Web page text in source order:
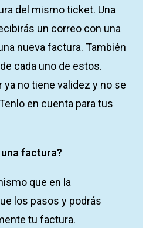
del mismo ticket. Una
un correo con una
nueva factura. También
cada uno de estos.
ya no tiene validez y no se
en cuenta para tus
factura?
que en la
los pasos y podrás
tu factura.